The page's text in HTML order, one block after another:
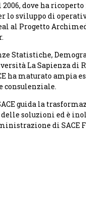
2006, dove ha
lo sviluppo di
al Progetto
Statistiche,
La Sapienza di
ha maturato ampia
consulenziale.
guida la
soluzioni ed è
di SACE